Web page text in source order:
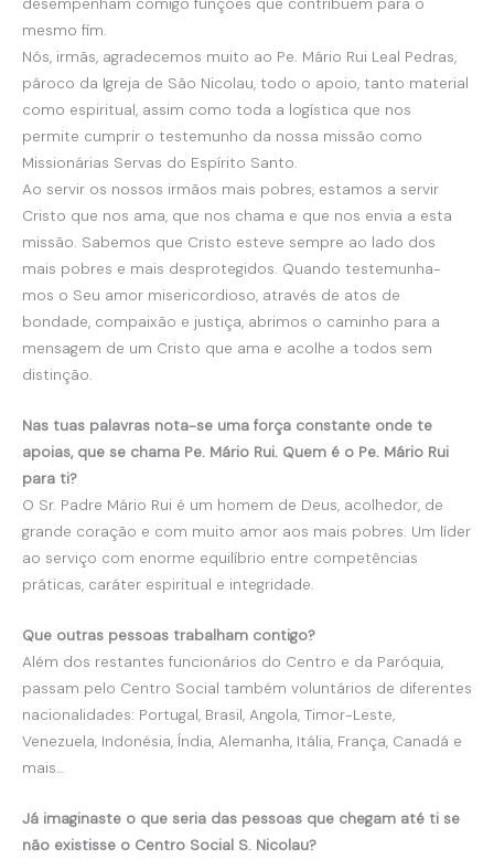
mesmo fim.
Nós, irmãs, agradecemos muito ao Pe. Mário Rui Leal Pedras,
pároco da Igreja de São Nicolau, todo o apoio, tanto material
como espiritual, assim como toda a logística que nos
permite cumprir o testemunho da nossa missão como
Missionárias Servas do Espírito Santo.
Ao servir os nossos irmãos mais pobres, estamos a servir
Cristo que nos ama, que nos chama e que nos envia a esta
missão. Sabemos que Cristo esteve sempre ao lado dos
mais pobres e mais desprotegidos. Quando testemunha-
mos o Seu amor misericordioso, através de atos de
bondade, compaixão e justiça, abrimos o caminho para a
mensagem de um Cristo que ama e acolhe a todos sem
distinção.
Nas tuas palavras nota-se uma força constante onde te
apoias, que se chama Pe. Mário Rui. Quem é o Pe. Mário Rui
para ti?
O Sr. Padre Mário Rui é um homem de Deus, acolhedor, de
grande coração e com muito amor aos mais pobres. Um líder
ao serviço com enorme equilíbrio entre competências
práticas, caráter espiritual e integridade.
Que outras pessoas trabalham contigo?
Além dos restantes funcionários do Centro e da Paróquia,
passam pelo Centro Social também voluntários de diferentes
nacionalidades: Portugal, Brasil, Angola, Timor-Leste,
Venezuela, Indonésia, Índia, Alemanha, Itália, França, Canadá e
mais…
Já imaginaste o que seria das pessoas que chegam até ti se
não existisse o Centro Social S. Nicolau?